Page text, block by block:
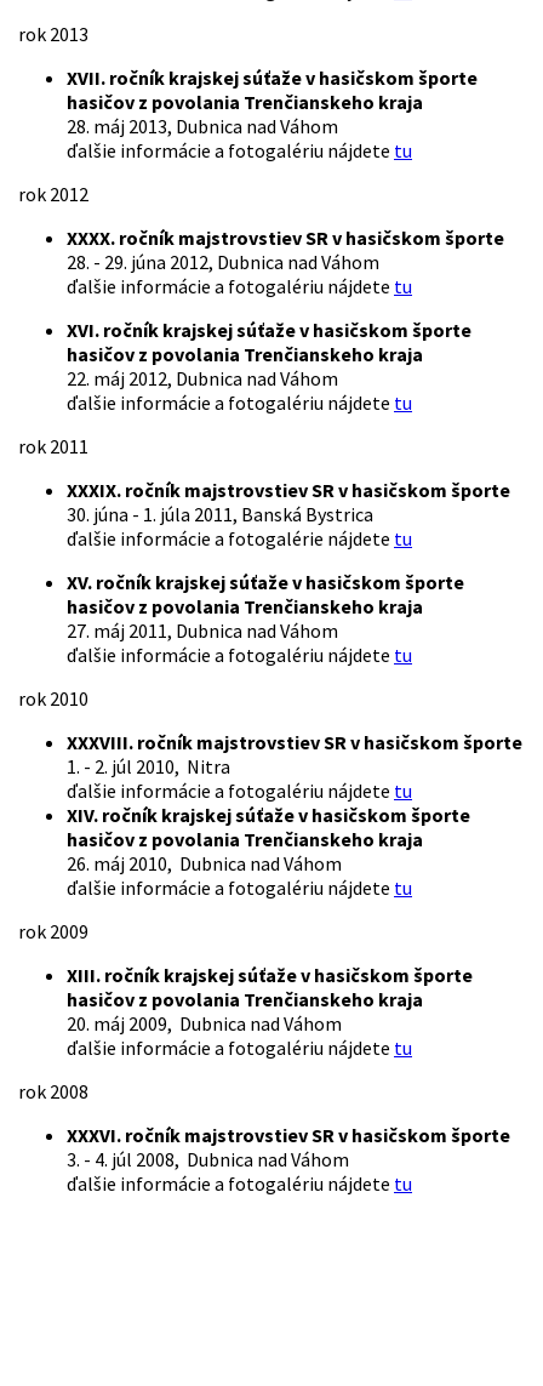
rok 2013
XVII. ročník krajskej súťaže v hasičskom športe
hasičov z povolania Trenčianskeho kraja
28. máj 2013, Dubnica nad Váhom
ďalšie informácie a fotogalériu nájdete tu
rok 2012
XXXX. ročník majstrovstiev SR v hasičskom športe
28. - 29. júna 2012, Dubnica nad Váhom
ďalšie informácie a fotogalériu nájdete tu
XVI. ročník krajskej súťaže v hasičskom športe
hasičov z povolania Trenčianskeho kraja
22. máj 2012, Dubnica nad Váhom
ďalšie informácie a fotogalériu nájdete tu
rok 2011
XXXIX. ročník majstrovstiev SR v hasičskom športe
30. júna - 1. júla 2011, Banská Bystrica
ďalšie informácie a fotogalérie nájdete tu
XV. ročník krajskej súťaže v hasičskom športe
hasičov z povolania Trenčianskeho kraja
27. máj 2011, Dubnica nad Váhom
ďalšie informácie a fotogalériu nájdete tu
rok 2010
XXXVIII. ročník majstrovstiev SR v hasičskom športe
1. - 2. júl 2010, Nitra
ďalšie informácie a fotogalériu nájdete tu
XIV. ročník krajskej súťaže v hasičskom športe
hasičov z povolania Trenčianskeho kraja
26. máj 2010, Dubnica nad Váhom
ďalšie informácie a fotogalériu nájdete tu
rok 2009
XIII. ročník krajskej súťaže v hasičskom športe
hasičov z povolania Trenčianskeho kraja
20. máj 2009, Dubnica nad Váhom
ďalšie informácie a fotogalériu nájdete tu
rok 2008
XXXVI. ročník majstrovstiev SR v hasičskom športe
3. - 4. júl 2008, Dubnica nad Váhom
ďalšie informácie a fotogalériu nájdete tu